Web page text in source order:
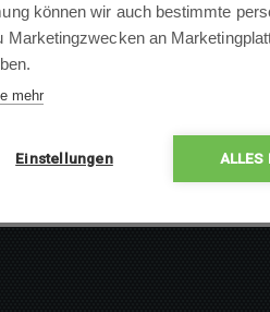
€
können wir auch bestimmte
Marketingzwecken an
mehr
Einstellungen ALLES